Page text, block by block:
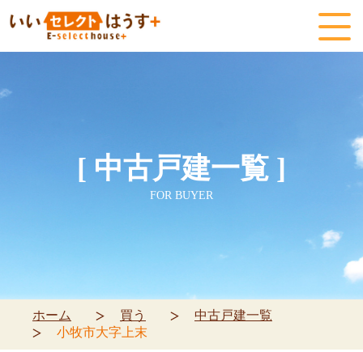
[ 中古戸建一覧 ]
FOR BUYER
ホーム 買う
中古戸建一覧
小牧市大字上末